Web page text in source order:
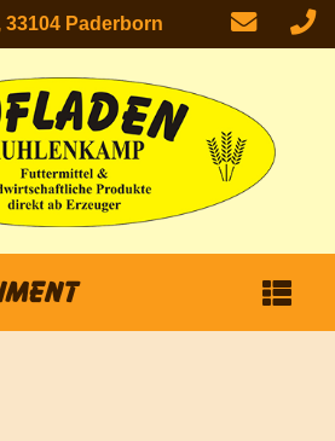
33104 Paderborn